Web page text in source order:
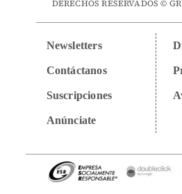
DERECHOS RESERVADOS ©
Newsletters
Contáctanos
Suscripciones
Anúnciate